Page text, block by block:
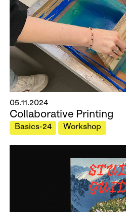
05.11.2024
Collaborative Printing
Basics-24 Workshop